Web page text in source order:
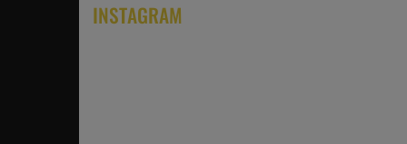
INSTAGRAM